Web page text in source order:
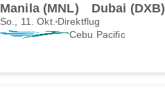
Manila (MNL) Dubai (DXB)
So., 11. Okt. Direktflug
Cebu Pacific